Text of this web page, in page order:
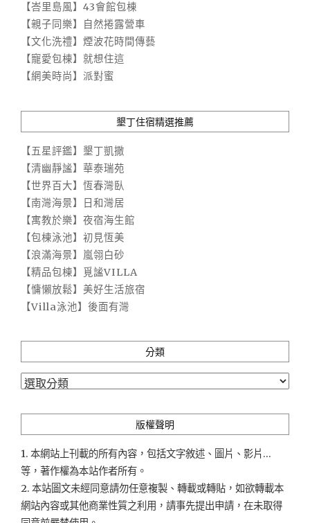
【峇里島風】43會館包棟
【親子同樂】自然捲露營車
【文化洗禮】煙波花時間傳藝
【寵愛包棟】就想住這
【網美時尚】派對蜜
墾丁住宿精選推薦
【五星評鑑】墾丁凱撒
【清幽靜謐】華泰瑞苑
【世界百大】恆春灣臥
【南灣海景】日和灣居
【寓教於樂】夜宿海生館
【包棟泳池】初見恆美
【浪滿海景】嵐翎白砂
【精品包棟】覓謐VILLA
【慵懶放鬆】美好生活旅宿
【Villa泳池】後面有灣
分類
分
版權聲明
1. 本網站上刊載的所有內容，包括文字敘述、圖片、影片...
等，著作權為本站作者所有。
2. 本站圖文未經同意請勿任意複製、轉載或轉貼，如欲轉載本
網站內容或其他商業性質之利用，請事先提出申請，在未取得